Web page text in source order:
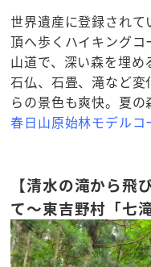
世界遺産に登録され
頂へ歩くハイキング
山道で、深い森を埋め
石仏、石畳、滝など
らの景色も爽快。夏の
春日山原始林モデルコ
【清水の滝から飛
て～東吉野村「七